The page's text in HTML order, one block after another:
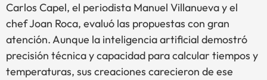
Carlos Capel, el periodista Manuel Villanueva y el
chef Joan Roca, evaluó las propuestas con gran
atención. Aunque la inteligencia artificial demostró
precisión técnica y capacidad para calcular tiempos y
temperaturas, sus creaciones carecieron de ese